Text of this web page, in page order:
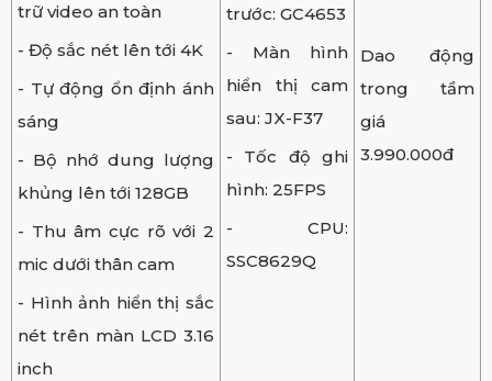
trữ video an toàn
- Độ sắc nét lên tới 4K
- Tự động ổn định ánh
sáng
- Bộ nhớ dung lượng
khủng lên tới 128GB
- Thu âm cực rõ với 2
mic dưới thân cam
- Hình ảnh hiển thị sắc
nét trên màn LCD 3.16
inch
trước: GC4653
- Màn hình
hiển thị cam
sau: JX-F37
- Tốc độ ghi
hình: 25FPS
- CPU:
SSC8629Q
Dao động
trong tầm
giá
3.990.000đ